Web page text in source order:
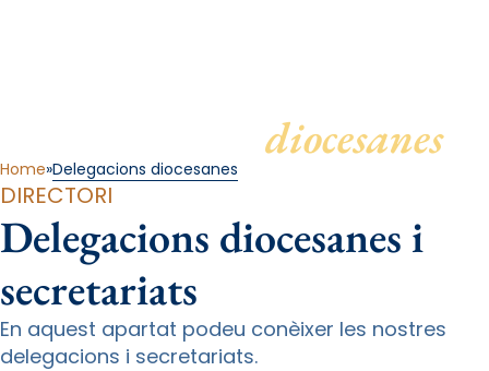
diocesanes
Home Delegacions diocesanes
DIRECTORI
Delegacions diocesanes i
secretariats
En aquest apartat podeu conèixer les nostres
delegacions i secretariats.